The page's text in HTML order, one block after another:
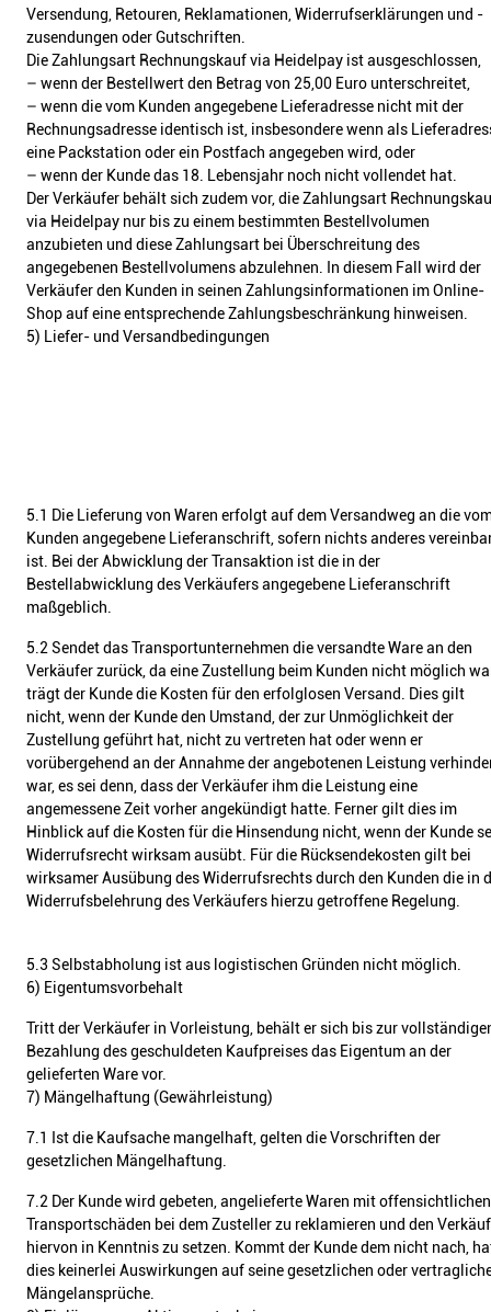
Versendung, Retouren, Reklamationen, Widerrufserklärungen und -
zusendungen oder Gutschriften.
Die Zahlungsart Rechnungskauf via Heidelpay ist ausgeschlossen,
– wenn der Bestellwert den Betrag von 25,00 Euro unterschreitet,
– wenn die vom Kunden angegebene Lieferadresse nicht mit der
Rechnungsadresse identisch ist, insbesondere wenn als
eine Packstation oder ein Postfach angegeben wird, oder
– wenn der Kunde das 18. Lebensjahr noch nicht vollendet hat.
Der Verkäufer behält sich zudem vor, die Zahlungsart
via Heidelpay nur bis zu einem bestimmten Bestellvolumen
anzubieten und diese Zahlungsart bei Überschreitung des
angegebenen Bestellvolumens abzulehnen. In diesem Fall wird der
Verkäufer den Kunden in seinen Zahlungsinformationen im Online-
Shop auf eine entsprechende Zahlungsbeschränkung hinweisen.
5) Liefer- und Versandbedingungen
5.1 Die Lieferung von Waren erfolgt auf dem Versandweg an die
Kunden angegebene Lieferanschrift, sofern nichts anderes
ist. Bei der Abwicklung der Transaktion ist die in der
Bestellabwicklung des Verkäufers angegebene Lieferanschrift
maßgeblich.
5.2 Sendet das Transportunternehmen die versandte Ware an den
Verkäufer zurück, da eine Zustellung beim Kunden nicht möglich
trägt der Kunde die Kosten für den erfolglosen Versand. Dies gilt
nicht, wenn der Kunde den Umstand, der zur Unmöglichkeit der
Zustellung geführt hat, nicht zu vertreten hat oder wenn er
vorübergehend an der Annahme der angebotenen Leistung
war, es sei denn, dass der Verkäufer ihm die Leistung eine
angemessene Zeit vorher angekündigt hatte. Ferner gilt dies im
Hinblick auf die Kosten für die Hinsendung nicht, wenn der Kunde
Widerrufsrecht wirksam ausübt. Für die Rücksendekosten gilt bei
wirksamer Ausübung des Widerrufsrechts durch den Kunden die in
Widerrufsbelehrung des Verkäufers hierzu getroffene Regelung.
5.3 Selbstabholung ist aus logistischen Gründen nicht möglich.
6) Eigentumsvorbehalt
Tritt der Verkäufer in Vorleistung, behält er sich bis zur
Bezahlung des geschuldeten Kaufpreises das Eigentum an der
gelieferten Ware vor.
7) Mängelhaftung (Gewährleistung)
7.1 Ist die Kaufsache mangelhaft, gelten die Vorschriften der
gesetzlichen Mängelhaftung.
7.2 Der Kunde wird gebeten, angelieferte Waren mit offensichtlichen
Transportschäden bei dem Zusteller zu reklamieren und den
hiervon in Kenntnis zu setzen. Kommt der Kunde dem nicht nach,
dies keinerlei Auswirkungen auf seine gesetzlichen oder
Mängelansprüche.